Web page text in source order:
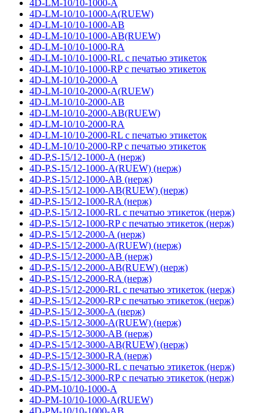
4D-LM-10/10-1000-A
4D-LM-10/10-1000-A(RUEW)
4D-LM-10/10-1000-AB
4D-LM-10/10-1000-AB(RUEW)
4D-LM-10/10-1000-RA
4D-LM-10/10-1000-RL с печатью этикеток
4D-LM-10/10-1000-RP с печатью этикеток
4D-LM-10/10-2000-A
4D-LM-10/10-2000-A(RUEW)
4D-LM-10/10-2000-AB
4D-LM-10/10-2000-AB(RUEW)
4D-LM-10/10-2000-RA
4D-LM-10/10-2000-RL с печатью этикеток
4D-LM-10/10-2000-RP с печатью этикеток
4D-P.S-15/12-1000-A (нерж)
4D-P.S-15/12-1000-A(RUEW) (нерж)
4D-P.S-15/12-1000-AB (нерж)
4D-P.S-15/12-1000-AB(RUEW) (нерж)
4D-P.S-15/12-1000-RA (нерж)
4D-P.S-15/12-1000-RL с печатью этикеток (нерж)
4D-P.S-15/12-1000-RP с печатью этикеток (нерж)
4D-P.S-15/12-2000-A (нерж)
4D-P.S-15/12-2000-A(RUEW) (нерж)
4D-P.S-15/12-2000-AB (нерж)
4D-P.S-15/12-2000-AB(RUEW) (нерж)
4D-P.S-15/12-2000-RA (нерж)
4D-P.S-15/12-2000-RL с печатью этикеток (нерж)
4D-P.S-15/12-2000-RP с печатью этикеток (нерж)
4D-P.S-15/12-3000-A (нерж)
4D-P.S-15/12-3000-A(RUEW) (нерж)
4D-P.S-15/12-3000-AB (нерж)
4D-P.S-15/12-3000-AB(RUEW) (нерж)
4D-P.S-15/12-3000-RA (нерж)
4D-P.S-15/12-3000-RL с печатью этикеток (нерж)
4D-P.S-15/12-3000-RP с печатью этикеток (нерж)
4D-PM-10/10-1000-A
4D-PM-10/10-1000-A(RUEW)